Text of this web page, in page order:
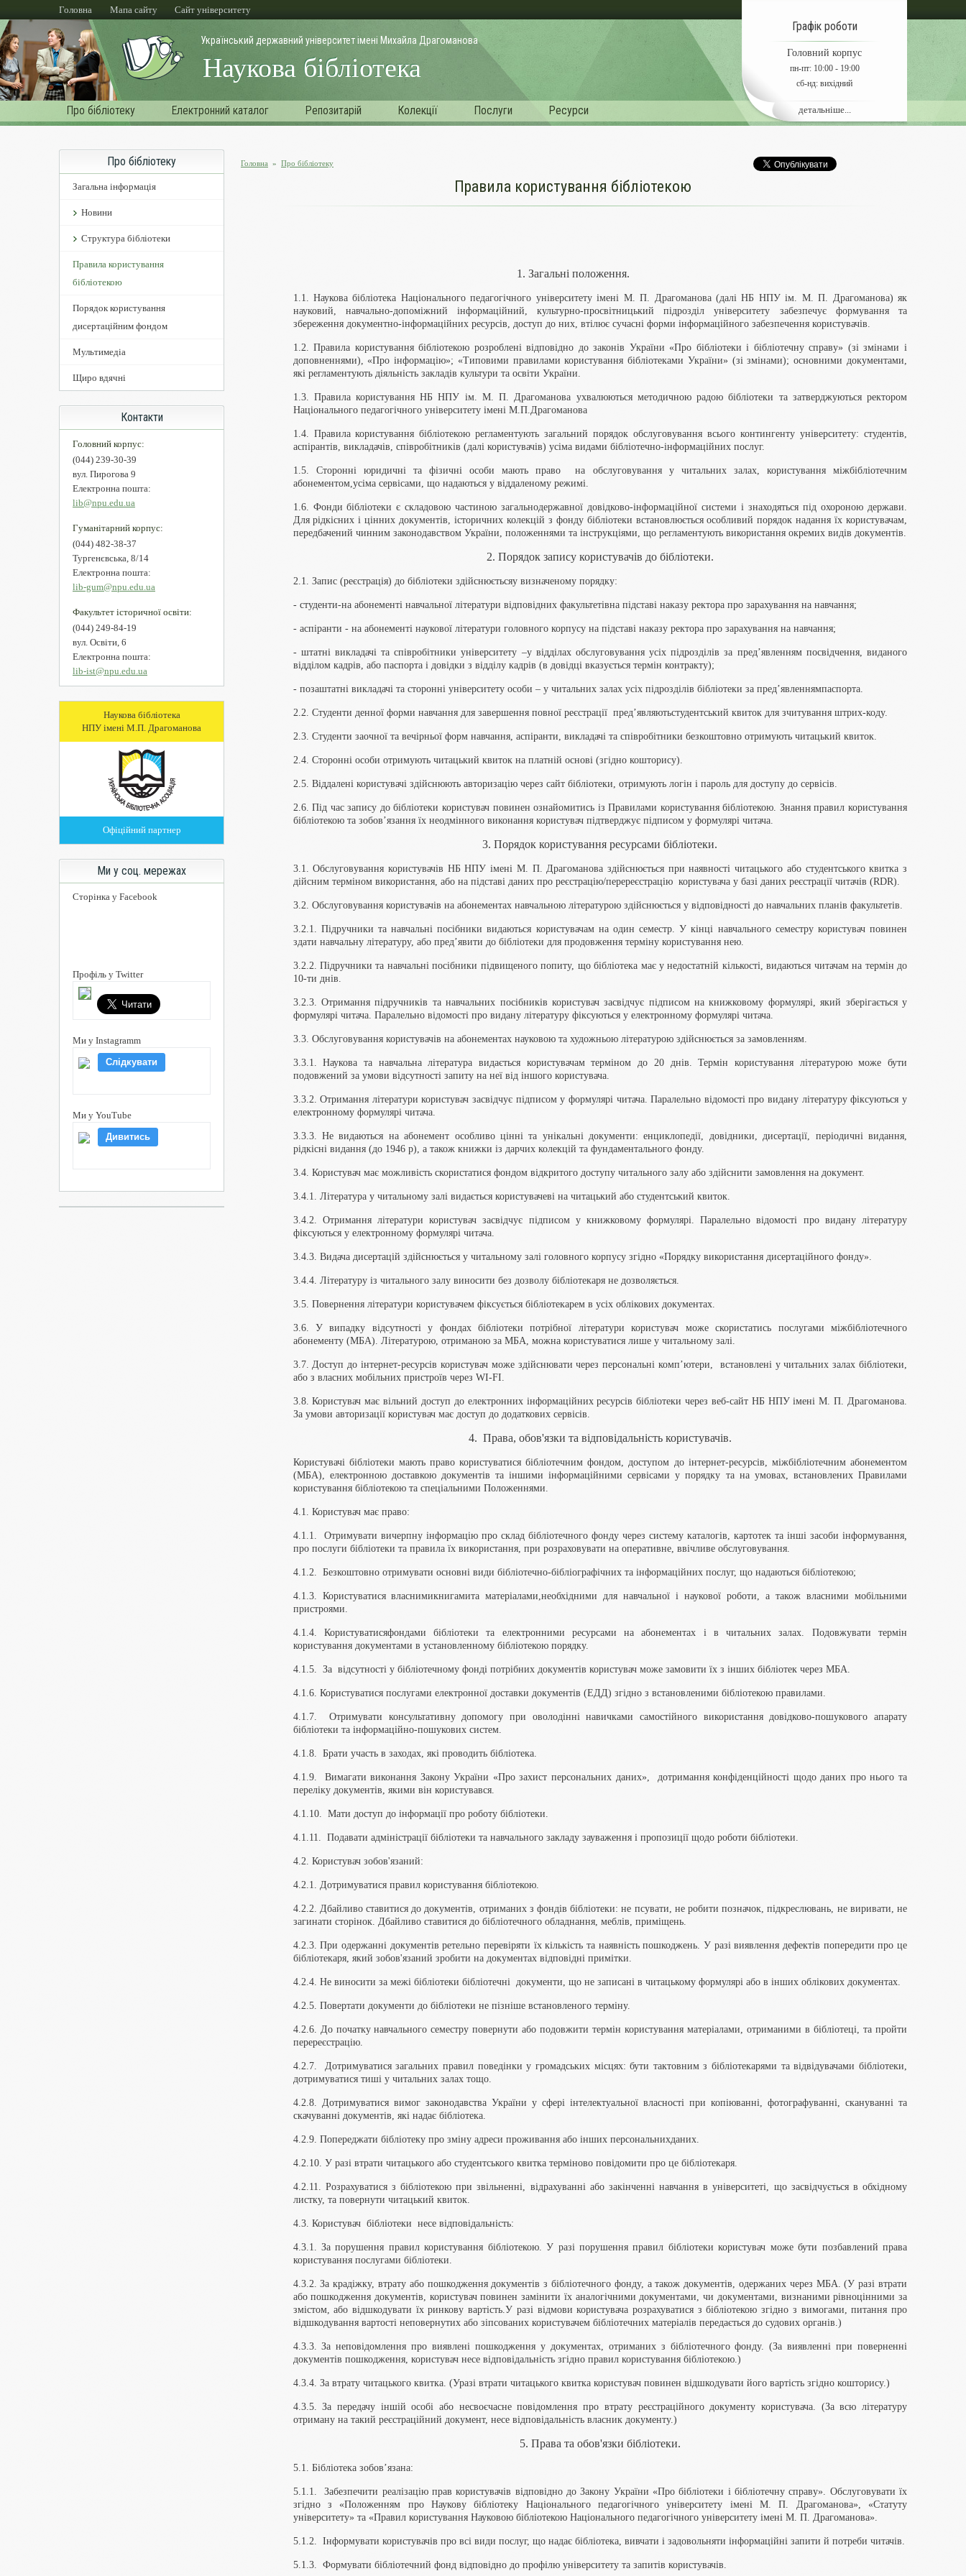
Перейти до основного матеріалу
Головна Мапа сайту Cайт університету
Графік роботи
Головний корпус
пн-пт: 10:00 - 19:00
сб-нд: вихідний
детальніше...
Український державний університет імені Михайла Драгоманова
Наукова бібліотека
Про бібліотеку Електронний каталог Репозитарій Колекції Послуги Ресурси
Про бібліотеку
Загальна інформація
Новини
Структура бібліотеки
Правила користування
бібліотекою
Порядок користування
дисертаційним фондом
Мультимедіа
Щиро вдячні
Контакти
Головний корпус:
(044) 239-30-39
вул. Пирогова 9
Електронна пошта:
lib@npu.edu.ua
Гуманітарний корпус:
(044) 482-38-37
Тургенєвська, 8/14
Електронна пошта:
lib-gum@npu.edu.ua
Факультет історичної освіти:
(044) 249-84-19
вул. Освіти, 6
Електронна пошта:
lib-ist@npu.edu.ua
Наукова бібліотека
НПУ імені М.П. Драгоманова
Офіційний партнер
Ми у соц. мережах
Сторінка у Facebook
Профіль у Twitter
Ми у Instagramm
Слідкувати
Ми у YouTube
Дивитись
Ви є тут
Головна » Про бібліотеку
Правила користування бібліотекою
1. Загальні положення.
1.1. Наукова бібліотека Національного педагогічного університету імені М. П. Драгоманова (далі НБ НПУ ім. М. П. Драгоманова) як
науковий, навчально-допоміжний інформаційний, культурно-просвітницький підрозділ університету забезпечує формування та
збереження документно-інформаційних ресурсів, доступ до них, втілює сучасні форми інформаційного забезпечення користувачів.
1.2. Правила користування бібліотекою розроблені відповідно до законів України «Про бібліотеки і бібліотечну справу» (зі змінами і
доповненнями), «Про інформацію»; «Типовими правилами користування бібліотеками України» (зі змінами); основними документами,
які регламентують діяльність закладів культури та освіти України.
1.3. Правила користування НБ НПУ ім. М. П. Драгоманова ухвалюються методичною радою бібліотеки та затверджуються ректором
Національного педагогічного університету імені М.П.Драгоманова
1.4. Правила користування бібліотекою регламентують загальний порядок обслуговування всього контингенту університету: студентів,
аспірантів, викладачів, співробітників (далі користувачів) усіма видами бібліотечно-інформаційних послуг.
1.5. Сторонні юридичні та фізичні особи мають право на обслуговування у читальних залах, користування міжбібліотечним
абонементом,усіма сервісами, що надаються у віддаленому режимі.
1.6. Фонди бібліотеки є складовою частиною загальнодержавної довідково-інформаційної системи і знаходяться під охороною держави.
Для рідкісних і цінних документів, історичних колекцій з фонду бібліотеки встановлюється особливий порядок надання їх користувачам,
передбачений чинним законодавством України, положеннями та інструкціями, що регламентують використання окремих видів документів.
2. Порядок запису користувачів до бібліотеки.
2.1. Запис (реєстрація) до бібліотеки здійснюєтьсяу визначеному порядку:
- студенти‑на абонементі навчальної літератури відповідних факультетівна підставі наказу ректора про зарахування на навчання;
- аспіранти ‑ на абонементі наукової літератури головного корпусу на підставі наказу ректора про зарахування на навчання;
- штатні викладачі та співробітники університету –у відділах обслуговування усіх підрозділів за пред’явленням посвідчення, виданого
відділом кадрів, або паспорта і довідки з відділу кадрів (в довідці вказується термін контракту);
- позаштатні викладачі та сторонні університету особи – у читальних залах усіх підрозділів бібліотеки за пред’явленнямпаспорта.
2.2. Студенти денної форми навчання для завершення повної реєстрації пред’являютьстудентський квиток для зчитування штрих-коду.
2.3. Студенти заочної та вечірньої форм навчання, аспіранти, викладачі та співробітники безкоштовно отримують читацький квиток.
2.4. Сторонні особи отримують читацький квиток на платній основі (згідно кошторису).
2.5. Віддалені користувачі здійснюють авторизацію через сайт бібліотеки, отримують логін і пароль для доступу до сервісів.
2.6. Під час запису до бібліотеки користувач повинен ознайомитись із Правилами користування бібліотекою. Знання правил користування
бібліотекою та зобов’язання їх неодмінного виконання користувач підтверджує підписом у формулярі читача.
3. Порядок користування ресурсами бібліотеки.
3.1. Обслуговування користувачів НБ НПУ імені М. П. Драгоманова здійснюється при наявності читацького або студентського квитка з
дійсним терміном використання, або на підставі даних про реєстрацію/перереєстрацію користувача у базі даних реєстрації читачів (RDR).
3.2. Обслуговування користувачів на абонементах навчальною літературою здійснюється у відповідності до навчальних планів факультетів.
3.2.1. Підручники та навчальні посібники видаються користувачам на один семестр. У кінці навчального семестру користувач повинен
здати навчальну літературу, або пред’явити до бібліотеки для продовження терміну користування нею.
3.2.2. Підручники та навчальні посібники підвищеного попиту, що бібліотека має у недостатній кількості, видаються читачам на термін до
10-ти днів.
3.2.3. Отримання підручників та навчальних посібників користувач засвідчує підписом на книжковому формулярі, який зберігається у
формулярі читача. Паралельно відомості про видану літературу фіксуються у електронному формулярі читача.
3.3. Обслуговування користувачів на абонементах науковою та художньою літературою здійснюється за замовленням.
3.3.1. Наукова та навчальна література видається користувачам терміном до 20 днів. Термін користування літературою може бути
подовжений за умови відсутності запиту на неї від іншого користувача.
3.3.2. Отримання літератури користувач засвідчує підписом у формулярі читача. Паралельно відомості про видану літературу фіксуються у
електронному формулярі читача.
3.3.3. Не видаються на абонемент особливо цінні та унікальні документи: енциклопедії, довідники, дисертації, періодичні видання,
рідкісні видання (до 1946 р), а також книжки із дарчих колекцій та фундаментального фонду.
3.4. Користувач має можливість скористатися фондом відкритого доступу читального залу або здійснити замовлення на документ.
3.4.1. Література у читальному залі видається користувачеві на читацький або студентський квиток.
3.4.2. Отримання літератури користувач засвідчує підписом у книжковому формулярі. Паралельно відомості про видану літературу
фіксуються у електронному формулярі читача.
3.4.3. Видача дисертацій здійснюється у читальному залі головного корпусу згідно «Порядку використання дисертаційного фонду».
3.4.4. Літературу із читального залу виносити без дозволу бібліотекаря не дозволяється.
3.5. Повернення літератури користувачем фіксується бібліотекарем в усіх облікових документах.
3.6. У випадку відсутності у фондах бібліотеки потрібної літератури користувач може скористатись послугами міжбібліотечного
абонементу (МБА). Літературою, отриманою за МБА, можна користуватися лише у читальному залі.
3.7. Доступ до інтернет-ресурсів користувач може здійснювати через персональні комп’ютери, встановлені у читальних залах бібліотеки,
або з власних мобільних пристроїв через WI-FI.
3.8. Користувач має вільний доступ до електронних інформаційних ресурсів бібліотеки через веб-сайт НБ НПУ імені М. П. Драгоманова.
За умови авторизації користувач має доступ до додаткових сервісів.
4. Права, обов'язки та відповідальність користувачів.
Користувачі бібліотеки мають право користуватися бібліотечним фондом, доступом до інтернет-ресурсів, міжбібліотечним абонементом
(МБА), електронною доставкою документів та іншими інформаційними сервісами у порядку та на умовах, встановлених Правилами
користування бібліотекою та спеціальними Положеннями.
4.1. Користувач має право:
4.1.1. Отримувати вичерпну інформацію про склад бібліотечного фонду через систему каталогів, картотек та інші засоби інформування,
про послуги бібліотеки та правила їх використання, при розраховувати на оперативне, ввічливе обслуговування.
4.1.2. Безкоштовно отримувати основні види бібліотечно-бібліографічних та інформаційних послуг, що надаються бібліотекою;
4.1.3. Користуватися власнимикнигамита матеріалами,необхідними для навчальної і наукової роботи, а також власними мобільними
пристроями.
4.1.4. Користуватисяфондами бібліотеки та електронними ресурсами на абонементах і в читальних залах. Подовжувати термін
користування документами в установленному бібліотекою порядку.
4.1.5. За відсутності у бібліотечному фонді потрібних документів користувач може замовити їх з інших бібліотек через МБА.
4.1.6. Користуватися послугами електронної доставки документів (ЕДД) згідно з встановленими бібліотекою правилами.
4.1.7. Отримувати консультативну допомогу при оволодінні навичками самостійного використання довідково-пошукового апарату
бібліотеки та інформаційно-пошукових систем.
4.1.8. Брати участь в заходах, які проводить бібліотека.
4.1.9. Вимагати виконання Закону України «Про захист персональних даних», дотримання конфіденційності щодо даних про нього та
переліку документів, якими він користувався.
4.1.10. Мати доступ до інформації про роботу бібліотеки.
4.1.11. Подавати адміністрації бібліотеки та навчального закладу зауваження і пропозиції щодо роботи бібліотеки.
4.2. Користувач зобов'язаний:
4.2.1. Дотримуватися правил користування бібліотекою.
4.2.2. Дбайливо ставитися до документів, отриманих з фондів бібліотеки: не псувати, не робити позначок, підкреслювань, не виривати, не
загинати сторінок. Дбайливо ставитися до бібліотечного обладнання, меблів, приміщень.
4.2.3. При одержанні документів ретельно перевіряти їх кількість та наявність пошкоджень. У разі виявлення дефектів попередити про це
бібліотекаря, який зобов'язаний зробити на документах відповідні примітки.
4.2.4. Не виносити за межі бібліотеки бібліотечні документи, що не записані в читацькому формулярі або в інших облікових документах.
4.2.5. Повертати документи до бібліотеки не пізніше встановленого терміну.
4.2.6. До початку навчального семестру повернути або подовжити термін користування матеріалами, отриманими в бібліотеці, та пройти
перереєстрацію.
4.2.7. Дотримуватися загальних правил поведінки у громадських місцях: бути тактовним з бібліотекарями та відвідувачами бібліотеки,
дотримуватися тиші у читальних залах тощо.
4.2.8. Дотримуватися вимог законодавства України у сфері інтелектуальної власності при копіюванні, фотографуванні, скануванні та
скачуванні документів, які надає бібліотека.
4.2.9. Попереджати бібліотеку про зміну адреси проживання або інших персональнихданих.
4.2.10. У разі втрати читацького або студентського квитка терміново повідомити про це бібліотекаря.
4.2.11. Розрахуватися з бібліотекою при звільненні, відрахуванні або закінченні навчання в університеті, що засвідчується в обхідному
листку, та повернути читацький квиток.
4.3. Користувач бібліотеки несе відповідальність:
4.3.1. За порушення правил користування бібліотекою. У разі порушення правил бібліотеки користувач може бути позбавлений права
користування послугами бібліотеки.
4.3.2. За крадіжку, втрату або пошкодження документів з бібліотечного фонду, а також документів, одержаних через МБА. (У разі втрати
або пошкодження документів, користувач повинен замінити їх аналогічними документами, чи документами, визнаними рівноцінними за
змістом, або відшкодувати їх ринкову вартість.У разі відмови користувача розрахуватися з бібліотекою згідно з вимогами, питання про
відшкодування вартості неповернутих або зіпсованих користувачем бібліотечних матеріалів передається до судових органів.)
4.3.3. За неповідомлення про виявлені пошкодження у документах, отриманих з бібліотечного фонду. (За виявленні при поверненні
документів пошкодження, користувач несе відповідальність згідно правил користування бібліотекою.)
4.3.4. За втрату читацького квитка. (Уразі втрати читацького квитка користувач повинен відшкодувати його вартість згідно кошторису.)
4.3.5. За передачу іншій особі або несвоєчасне повідомлення про втрату реєстраційного документу користувача. (За всю літературу
отриману на такий реєстраційний документ, несе відповідальність власник документу.)
5. Права та обов'язки бібліотеки.
5.1. Бібліотека зобов’язана:
5.1.1. Забезпечити реалізацію прав користувачів відповідно до Закону України «Про бібліотеки і бібліотечну справу». Обслуговувати їх
згідно з «Положенням про Наукову бібліотеку Національного педагогічного університету імені М. П. Драгоманова», «Статуту
університету» та «Правил користування Науковою бібліотекою Національного педагогічного університету імені М. П. Драгоманова».
5.1.2. Інформувати користувачів про всі види послуг, що надає бібліотека, вивчати і задовольняти інформаційні запити й потреби читачів.
5.1.3. Формувати бібліотечний фонд відповідно до профілю університету та запитів користувачів.